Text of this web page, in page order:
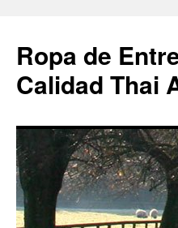
Ropa de
Calidad Thai